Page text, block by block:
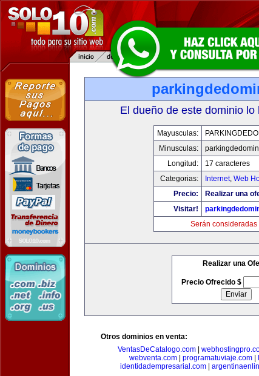
El dueño de este dominio lo
Mayusculas:
Minusculas:
Longitud:
17 caracteres
Categorias:
Internet, Web
Precio:
Realizar una
Visitar!
Serán consideradas
Realizar una
Precio Ofrecido $
Otros dominios en venta:
VentasDeCatalogo.com|
webventa.com
programatuviaje.com
identidadempresarial.com